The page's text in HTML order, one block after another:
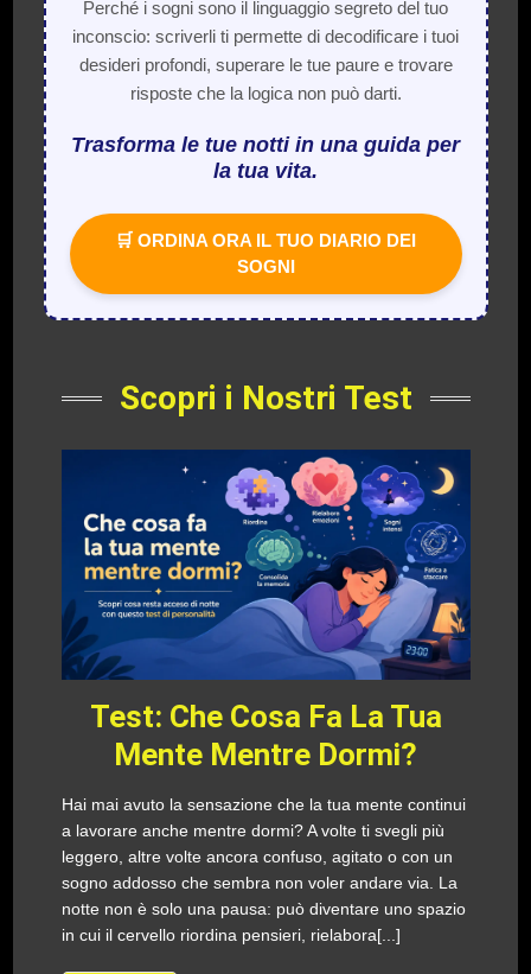
Perché i sogni sono il linguaggio segreto del tuo
inconscio: scriverli ti permette di decodificare i tuoi
desideri profondi, superare le tue paure e trovare
risposte che la logica non può darti.
Trasforma le tue notti in una guida per
la tua vita.
🛒 ORDINA ORA IL TUO DIARIO DEI
SOGNI
Scopri i Nostri Test
Test: Che Cosa Fa La Tua
Mente Mentre Dormi?
Hai mai avuto la sensazione che la tua mente continui
a lavorare anche mentre dormi? A volte ti svegli più
leggero, altre volte ancora confuso, agitato o con un
sogno addosso che sembra non voler andare via. La
notte non è solo una pausa: può diventare uno spazio
in cui il cervello riordina pensieri, rielabora[...]